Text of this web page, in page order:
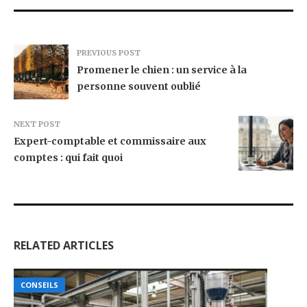
PREVIOUS POST
Promener le chien : un service à la
personne souvent oublié
NEXT POST
Expert-comptable et commissaire aux
comptes : qui fait quoi
RELATED ARTICLES
CONSEILS